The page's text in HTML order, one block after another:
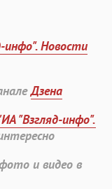
инфо". Новости
Дзена
"Взгляд-инфо".
и видео в